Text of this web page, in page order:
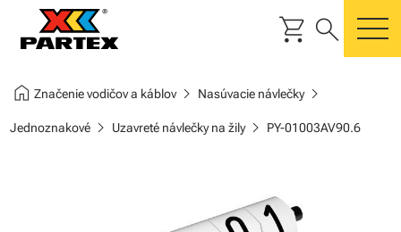
shopping_cart search
home Značenie vodičov a káblovchevron_right Nasúvacie návlečkychevron_right
Jednoznakovéchevron_right Uzavreté návlečky na žilychevron_right PY-01003AV90.6